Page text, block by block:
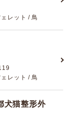
レット / 鳥
レット / 鳥
猫整形外